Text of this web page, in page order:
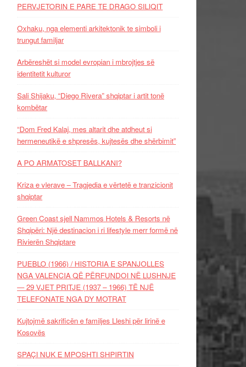
PERVJETORIN E PARE TE DRAGO SILIQIT
Oxhaku, nga elementi arkitektonik te simboli i
trungut familjar
Arbëreshët si model evropian i mbrojtjes së
identitetit kulturor
Sali Shijaku, “Diego Rivera” shqiptar i artit tonë
kombëtar
“Dom Fred Kalaj, mes altarit dhe atdheut si
hermeneutikë e shpresës, kujtesës dhe shërbimit”
A PO ARMATOSET BALLKANI?
Kriza e vlerave – Tragjedia e vërtetë e tranzicionit
shqiptar
Green Coast sjell Nammos Hotels & Resorts në
Shqipëri: Një destinacion i ri lifestyle merr formë në
Rivierën Shqiptare
PUEBLO (1966) / HISTORIA E SPANJOLLES
NGA VALENCIA QË PËRFUNDOI NË LUSHNJE
— 29 VJET PRITJE (1937 – 1966) TË NJË
TELEFONATE NGA DY MOTRAT
Kujtojmë sakrificën e familjes Lleshi për lirinë e
Kosovës
SPAÇI NUK E MPOSHTI SHPIRTIN